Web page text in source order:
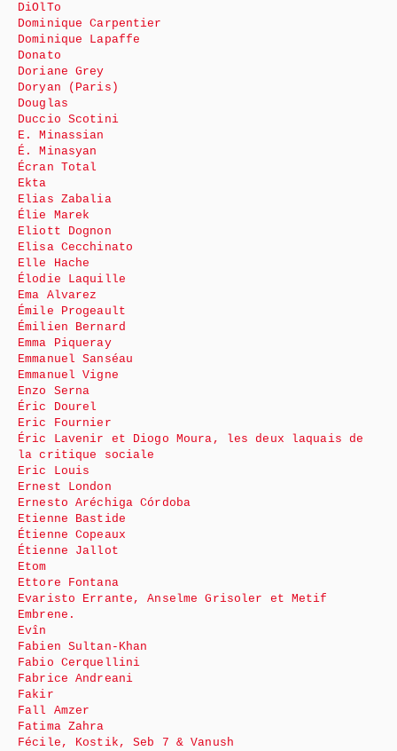
DiOlTo
Dominique Carpentier
Dominique Lapaffe
Donato
Doriane Grey
Doryan (Paris)
Douglas
Duccio Scotini
E. Minassian
É. Minasyan
Écran Total
Ekta
Elias Zabalia
Élie Marek
Eliott Dognon
Elisa Cecchinato
Elle Hache
Élodie Laquille
Ema Alvarez
Émile Progeault
Émilien Bernard
Emma Piqueray
Emmanuel Sanséau
Emmanuel Vigne
Enzo Serna
Éric Dourel
Eric Fournier
Éric Lavenir et Diogo Moura, les deux laquais de
la critique sociale
Eric Louis
Ernest London
Ernesto Aréchiga Córdoba
Etienne Bastide
Étienne Copeaux
Étienne Jallot
Etom
Ettore Fontana
Evaristo Errante, Anselme Grisoler et Metif
Embrene.
Evîn
Fabien Sultan-Khan
Fabio Cerquellini
Fabrice Andreani
Fakir
Fall Amzer
Fatima Zahra
Fécile, Kostik, Seb 7 & Vanush